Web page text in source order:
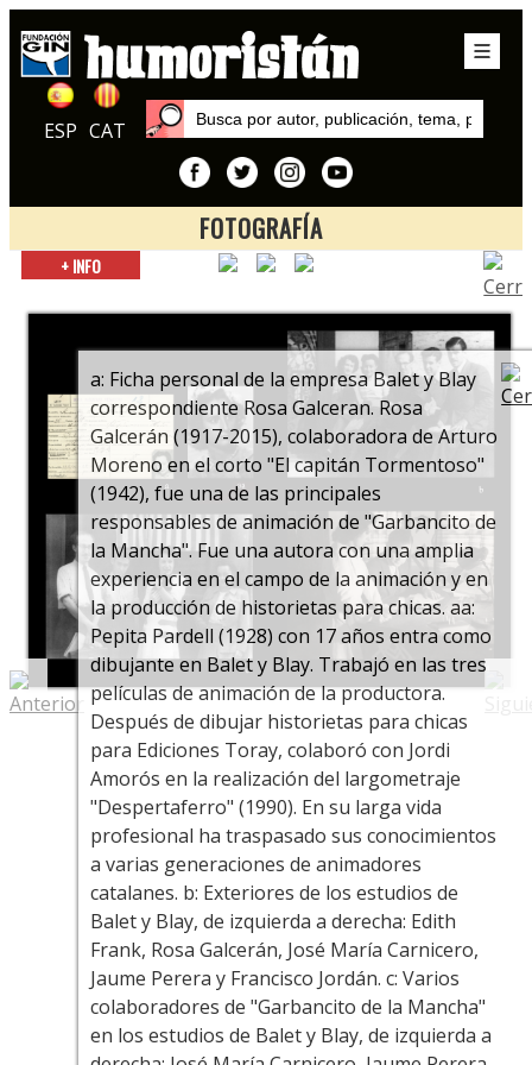
ESP CAT
FOTOGRAFÍA
Inicio
Garbancito de la Mancha. 70 años del primer largometraje
europeo de animación en color
+ INFO
a: Ficha personal de la empresa Balet y Blay
correspondiente Rosa Galceran. Rosa
Galcerán (1917-2015), colaboradora de Arturo
Moreno en el corto "El capitán Tormentoso"
(1942), fue una de las principales
responsables de animación de "Garbancito de
la Mancha". Fue una autora con una amplia
experiencia en el campo de la animación y en
la producción de historietas para chicas. aa:
Pepita Pardell (1928) con 17 años entra como
dibujante en Balet y Blay. Trabajó en las tres
películas de animación de la productora.
Después de dibujar historietas para chicas
para Ediciones Toray, colaboró con Jordi
Amorós en la realización del largometraje
"Despertaferro" (1990). En su larga vida
profesional ha traspasado sus conocimientos
a varias generaciones de animadores
catalanes. b: Exteriores de los estudios de
Balet y Blay, de izquierda a derecha: Edith
Frank, Rosa Galcerán, José María Carnicero,
Jaume Perera y Francisco Jordán. c: Varios
colaboradores de "Garbancito de la Mancha"
en los estudios de Balet y Blay, de izquierda a